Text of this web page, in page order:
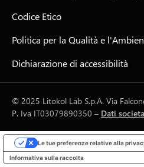
Codice Etico
Politica per la Qualità e
Dichiarazione di accessibilità
© 2025 Litokol Lab S.p.A. Via
P. Iva IT03079890350 – Dati
Informativa sulla raccolta
Le tue preferenze relative alla